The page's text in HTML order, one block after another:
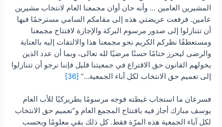
المشيرين العامين … وأنه حان أوان مجمعنا العام لانتخاب مشيرين
عامين. فرفعت عريضتي هذه إلى مقامكم السامي مسترحمًا فيها
أن تتنازلوا إلى صدور مرسوم البركة والإجازة لافتتاح مجمعنا
ومستعطفًا نظركم الكريم نحو مجمعنا هذا والالتفات إليه بالعناية
والرضى ليحرز ختامًا حسنًا مرضيًا لله تعالى، وبما أن عدد الذين
يخولهم القانون حق الاقتراع في جمعيتنا قليل فإننا نرجو أن تتنازلوا
إلى تعميم حق الانتخاب لكل آباء الجمعية…” [36]
فسرعان ما استجاب غبطته فوجه مرسومًا بطريركيًا للأب العام
يوسف مبارك أجاز فيه بافتتاح المجمع العام و”تعميم حق الانتخاب
لكل آباء الجمعية هذه المرّة فقط. كل ذلك بقي معلومًا وبحسب